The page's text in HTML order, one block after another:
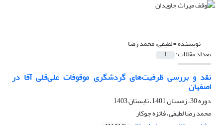
نویسنده =لطیفی، محمد رضا
تعداد مقالات: 1
نقد و بررسی ظرفیت‌های گردشگری موقوفات علی‌قلی آقا در
اصفهان
دوره 30، زمستان 1401، تابستان 1403
محمد رضا لطیفی، فائزه جوکار